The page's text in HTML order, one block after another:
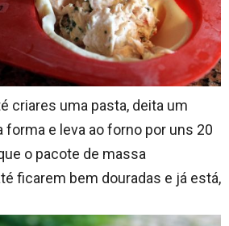
criares uma pasta, deita um
forma e leva ao forno por uns 20
o pacote de massa
ficarem bem douradas e já está,